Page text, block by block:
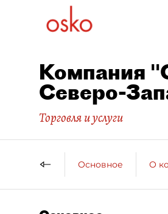
Компания
Северо-
Торговля и услуги
Основное О